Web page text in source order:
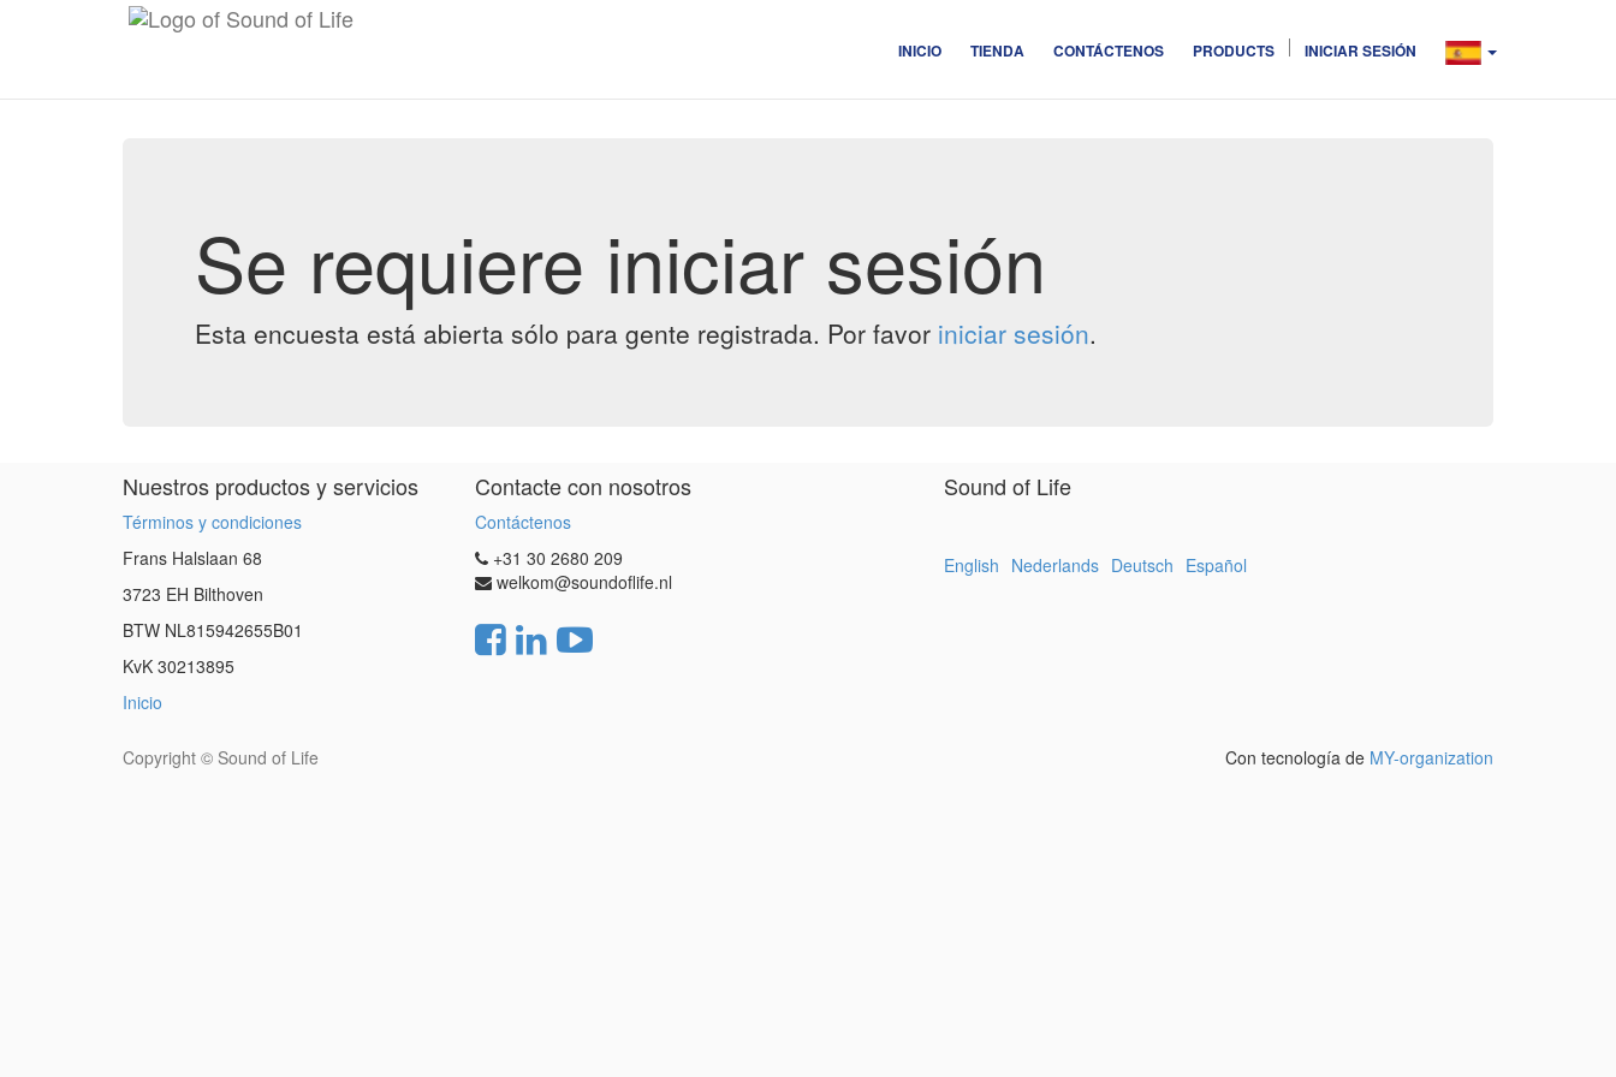
INICIO TIENDA CONTÁCTENOS PRODUCTS INICIAR SESIÓN
Se requiere iniciar sesión
Esta encuesta está abierta sólo para gente registrada. Por favor iniciar sesión.
Nuestros productos y servicios
Términos y condiciones
Frans Halslaan 68
3723 EH Bilthoven
BTW NL815942655B01
KvK 30213895
Inicio
Contacte con nosotros
Contáctenos
+31 30 2680 209
welkom@soundoflife.nl
Sound of Life
English Nederlands Deutsch Español
Con tecnología de MY-organization
Copyright © Sound of Life